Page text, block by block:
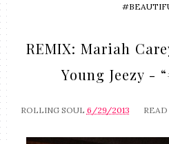
REMIX: Mariah
Young Jeezy -
ROLLING SOUL 6/29/2013 READ